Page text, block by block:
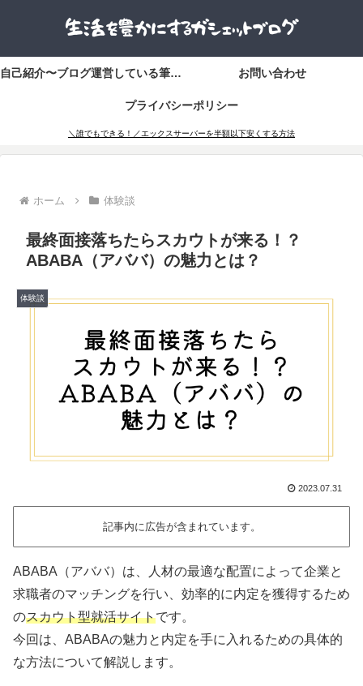
自己紹介〜ブログ運営している筆者「かずき」〜 お問い合わせ
プライバシーポリシー
＼誰でもできる！／エックスサーバーを半額以下安くする方法
ホーム 体験談
最終面接落ちたらスカウトが来る！？
ABABA（アババ）の魅力とは？
体験談
2023.07.31
記事内に広告が含まれています。
ABABA（アババ）は、人材の最適な配置によって企業と
求職者のマッチングを行い、効率的に内定を獲得するため
のスカウト型就活サイトです。
今回は、ABABAの魅力と内定を手に入れるための具体的
な方法について解説します。